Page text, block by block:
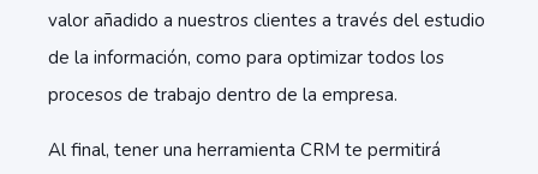
valor añadido a nuestros clientes a través del estudio
de la información, como para optimizar todos los
procesos de trabajo dentro de la empresa.
Al final, tener una herramienta CRM te permitirá